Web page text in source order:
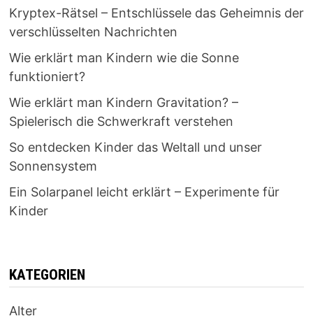
Kryptex-Rätsel – Entschlüssele das Geheimnis der
verschlüsselten Nachrichten
Wie erklärt man Kindern wie die Sonne
funktioniert?
Wie erklärt man Kindern Gravitation? –
Spielerisch die Schwerkraft verstehen
So entdecken Kinder das Weltall und unser
Sonnensystem
Ein Solarpanel leicht erklärt – Experimente für
Kinder
KATEGORIEN
Alter